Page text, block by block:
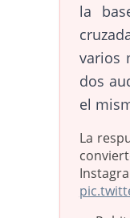
la
varios
dos
el
La